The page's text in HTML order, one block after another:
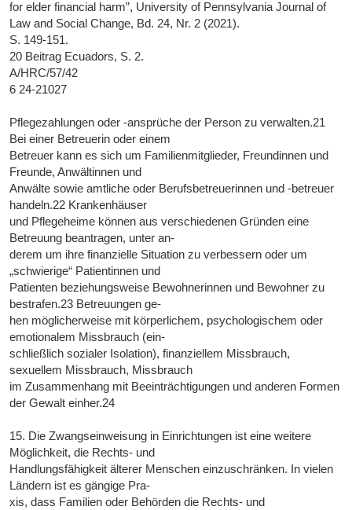
for elder financial harm”, University of Pennsylvania Journal of
Law and Social Change, Bd. 24, Nr. 2 (2021).
S. 149-151.
20 Beitrag Ecuadors, S. 2.
A/HRC/57/42
6 24-21027
Pflegezahlungen oder -ansprüche der Person zu verwalten.21
Bei einer Betreuerin oder einem
Betreuer kann es sich um Familienmitglieder, Freundinnen und
Freunde, Anwältinnen und
Anwälte sowie amtliche oder Berufsbetreuerinnen und -betreuer
handeln.22 Krankenhäuser
und Pflegeheime können aus verschiedenen Gründen eine
Betreuung beantragen, unter an-
derem um ihre finanzielle Situation zu verbessern oder um
„schwierige“ Patientinnen und
Patienten beziehungsweise Bewohnerinnen und Bewohner zu
bestrafen.23 Betreuungen ge-
hen möglicherweise mit körperlichem, psychologischem oder
emotionalem Missbrauch (ein-
schließlich sozialer Isolation), finanziellem Missbrauch,
sexuellem Missbrauch, Missbrauch
im Zusammenhang mit Beeinträchtigungen und anderen Formen
der Gewalt einher.24
15. Die Zwangseinweisung in Einrichtungen ist eine weitere
Möglichkeit, die Rechts- und
Handlungsfähigkeit älterer Menschen einzuschränken. In vielen
Ländern ist es gängige Pra-
xis, dass Familien oder Behörden die Rechts- und